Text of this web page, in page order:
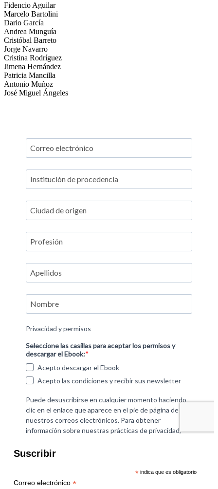
Fidencio Aguilar
Marcelo Bartolini
Dario García
Andrea Munguía
Cristóbal Barreto
Jorge Navarro
Cristina Rodríguez
Jimena Hernández
Patricia Mancilla
Antonio Muñoz
José Miguel Ángeles
Suscribir
* indica que es obligatorio
Correo electrónico *